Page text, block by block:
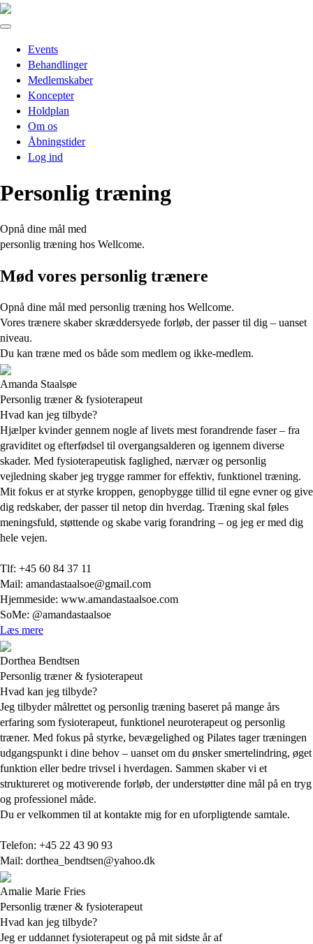
Events
Behandlinger
Medlemskaber
Koncepter
Holdplan
Om os
Åbningstider
Log ind
Personlig træning
Opnå dine mål med
personlig træning hos Wellcome.
Mød vores personlig trænere
Opnå dine mål med personlig træning hos Wellcome.
Vores trænere skaber skræddersyede forløb, der passer til dig – uanset
niveau.
Du kan træne med os både som medlem og ikke-medlem.
Amanda Staalsøe
Personlig træner & fysioterapeut
Hvad kan jeg tilbyde?
Hjælper kvinder gennem nogle af livets mest forandrende faser – fra
graviditet og efterfødsel til overgangsalderen og igennem diverse
skader. Med fysioterapeutisk faglighed, nærvær og personlig
vejledning skaber jeg trygge rammer for effektiv, funktionel træning.
Mit fokus er at styrke kroppen, genopbygge tillid til egne evner og give
dig redskaber, der passer til netop din hverdag. Træning skal føles
meningsfuld, støttende og skabe varig forandring – og jeg er med dig
hele vejen.
Tlf: +45 60 84 37 11
Mail: amandastaalsoe@gmail.com
Hjemmeside: www.amandastaalsoe.com
SoMe: @amandastaalsoe
Læs mere
Dorthea Bendtsen
Personlig træner & fysioterapeut
Hvad kan jeg tilbyde?
Jeg tilbyder målrettet og personlig træning baseret på mange års
erfaring som fysioterapeut, funktionel neuroterapeut og personlig
træner. Med fokus på styrke, bevægelighed og Pilates tager træningen
udgangspunkt i dine behov – uanset om du ønsker smertelindring, øget
funktion eller bedre trivsel i hverdagen. Sammen skaber vi et
struktureret og motiverende forløb, der understøtter dine mål på en tryg
og professionel måde.
Du er velkommen til at kontakte mig for en uforpligtende samtale.
Telefon: +45 22 43 90 93
Mail: dorthea_bendtsen@yahoo.dk
Amalie Marie Fries
Personlig træner & fysioterapeut
Hvad kan jeg tilbyde?
Jeg er uddannet fysioterapeut og på mit sidste år af